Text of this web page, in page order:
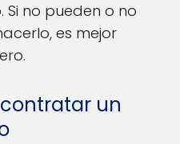
no pueden o no
es mejor
un